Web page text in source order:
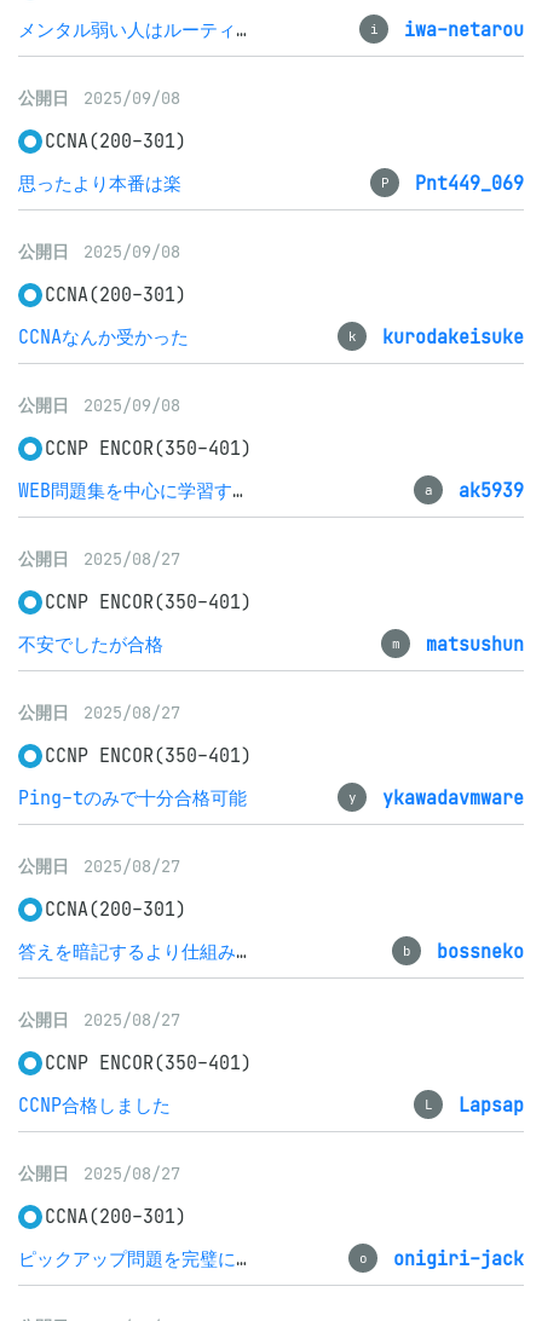
メンタル弱い人はルーティングを完璧にしよう
i iwa-netarou
公開日 2025/09/08
CCNA(200-301)
思ったより本番は楽
P Pnt449_069
公開日 2025/09/08
CCNA(200-301)
CCNAなんか受かった
k kurodakeisuke
公開日 2025/09/08
CCNP ENCOR(350-401)
WEB問題集を中心に学習するのは非効率です
a ak5939
公開日 2025/08/27
CCNP ENCOR(350-401)
不安でしたが合格
m matsushun
公開日 2025/08/27
CCNP ENCOR(350-401)
Ping-tのみで十分合格可能
y ykawadavmware
公開日 2025/08/27
CCNA(200-301)
答えを暗記するより仕組みを理解するのが重要
b bossneko
公開日 2025/08/27
CCNP ENCOR(350-401)
CCNP合格しました
L Lapsap
公開日 2025/08/27
CCNA(200-301)
ピックアップ問題を完璧にしましょう。あとCISCO語が案外大変だった・・
o onigiri-jack